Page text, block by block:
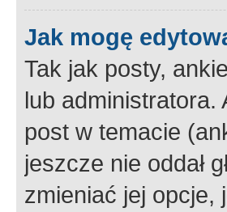
Jak mogę
Tak jak posty,
lub
post w temacie
jeszcze nie oddał
zmieniać jej opcje,